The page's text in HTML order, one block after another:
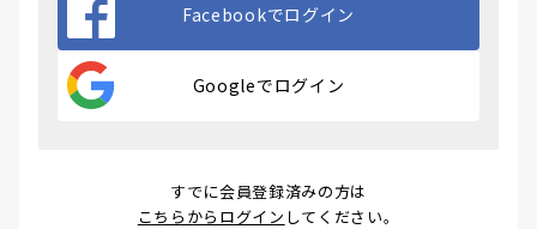
Facebookでログイン
Googleでログイン
すでに会員登録済みの方は
こちらからログイン してください。